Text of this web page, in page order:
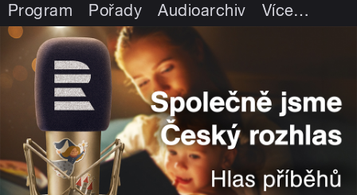
Program Pořady Audioarchiv Více…